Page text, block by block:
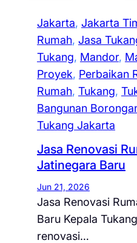
Jakarta, Jakarta
Rumah, Jasa
Tukang, Mandor,
Proyek, Perbaikan
Rumah, Tukang,
Bangunan
Tukang Jakarta
Jasa Renovasi
Jatinegara Baru
Jun 21, 2026
Jasa Renovasi
Baru Kepala
renovasi…